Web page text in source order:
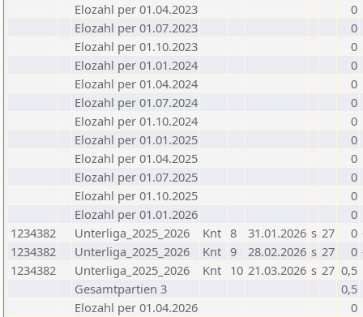
Elozahl per 01.04.2023
0
Elozahl per 01.07.2023
0
Elozahl per 01.10.2023
0
Elozahl per 01.01.2024
0
Elozahl per 01.04.2024
0
Elozahl per 01.07.2024
0
Elozahl per 01.10.2024
0
Elozahl per 01.01.2025
0
Elozahl per 01.04.2025
0
Elozahl per 01.07.2025
0
Elozahl per 01.10.2025
0
Elozahl per 01.01.2026
0
1234382
Unterliga_2025_2026 Knt 8 31.01.2026 s 27 0
1234382
Unterliga_2025_2026 Knt 9 28.02.2026 s 27 0
1234382
Unterliga_2025_2026 Knt 10 21.03.2026 s 27 0,5
Gesamtpartien 3
0,5
Elozahl per 01.04.2026
0